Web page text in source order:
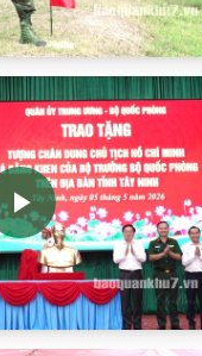
Video
Play
Video